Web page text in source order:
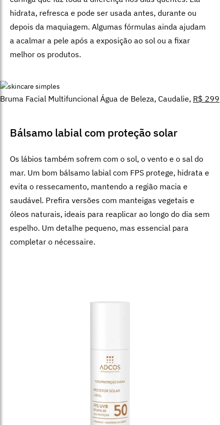
hidrata, refresca e pode ser usada antes, durante ou
depois da maquiagem. Algumas fórmulas ainda ajudam
a acalmar a pele após a exposição ao sol ou a fixar
melhor os produtos.
Bruma Facial Multifuncional Água de Beleza, Caudalie, R$ 299
Bálsamo labial com proteção solar
Os lábios também sofrem com o sol, o vento e o sal do
mar. Um bom bálsamo labial com FPS protege, hidrata e
evita o ressecamento, mantendo a região macia e
saudável. Prefira versões com manteigas vegetais e
óleos naturais, ideais para reaplicar ao longo do dia sem
espelho. Um detalhe pequeno, mas essencial para
completar o nécessaire.